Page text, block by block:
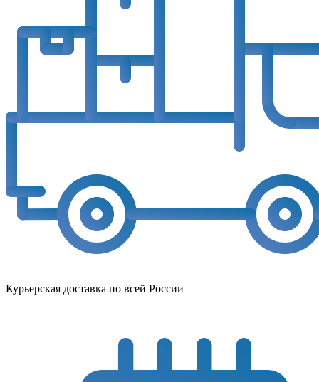
Курьерская доставка по всей России